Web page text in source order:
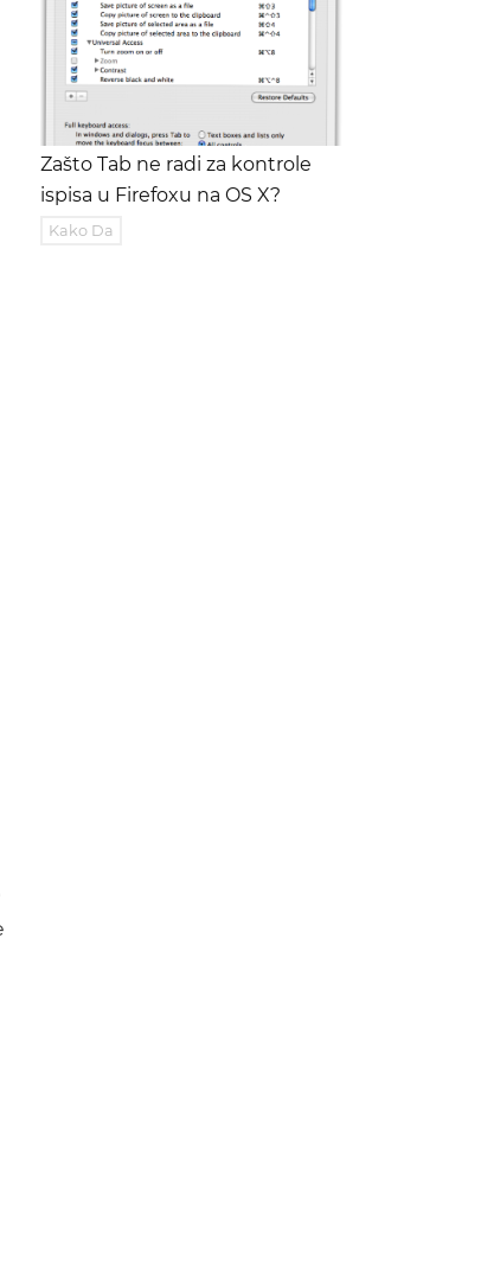
Zašto Tab ne radi za kontrole
ispisa u Firefoxu na OS X?
Kako Da